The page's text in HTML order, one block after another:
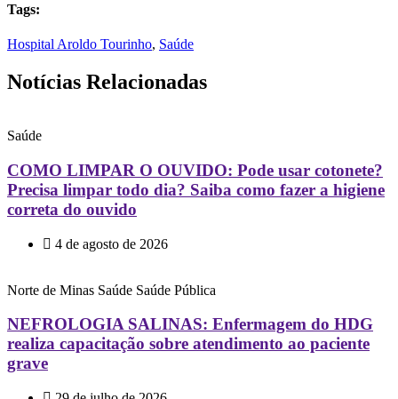
Tags:
Hospital Aroldo Tourinho, Saúde
Notícias Relacionadas
Saúde
COMO LIMPAR O OUVIDO: Pode usar cotonete?
Precisa limpar todo dia? Saiba como fazer a higiene
correta do ouvido
4 de agosto de 2026
Norte de Minas Saúde Saúde Pública
NEFROLOGIA SALINAS: Enfermagem do HDG
realiza capacitação sobre atendimento ao paciente
grave